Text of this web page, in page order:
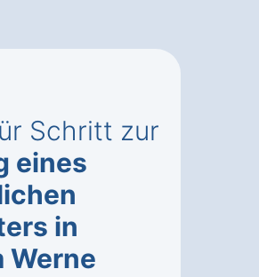
Schritt zur
eines
in
Werne